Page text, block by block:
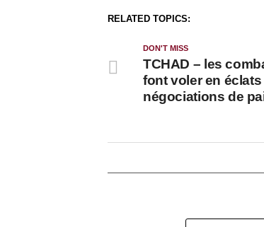
RELATED TOPICS:
DON'T MISS
TCHAD – les
font voler en éclats
négociations de